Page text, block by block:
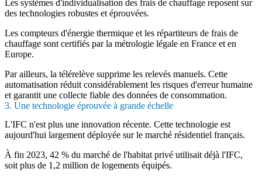
Les systèmes d'individualisation des frais de chauffage reposent sur
des technologies robustes et éprouvées.
Les compteurs d'énergie thermique et les répartiteurs de frais de
chauffage sont certifiés par la métrologie légale en France et en
Europe.
Par ailleurs, la télérelève supprime les relevés manuels. Cette
automatisation réduit considérablement les risques d'erreur humaine
et garantit une collecte fiable des données de consommation.
3. Une technologie éprouvée à grande échelle
L'IFC n'est plus une innovation récente. Cette technologie est
aujourd'hui largement déployée sur le marché résidentiel français.
À fin 2023, 42 % du marché de l'habitat privé utilisait déjà l'IFC,
soit plus de 1,2 million de logements équipés.